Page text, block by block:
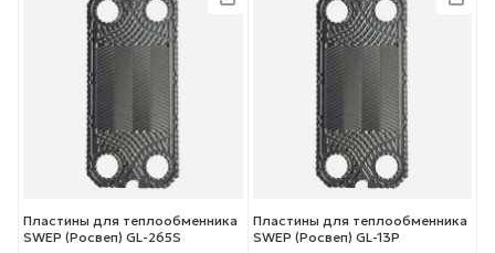
Пластины для теплообменника
SWEP (Росвеп) GL-265S
Пластины для теплообменника
SWEP (Росвеп) GL-13P